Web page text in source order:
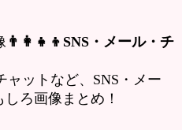
👨‍👩‍👧‍👦SNS・メール・チ
ットなど、SNS・メー
ろ画像まとめ！